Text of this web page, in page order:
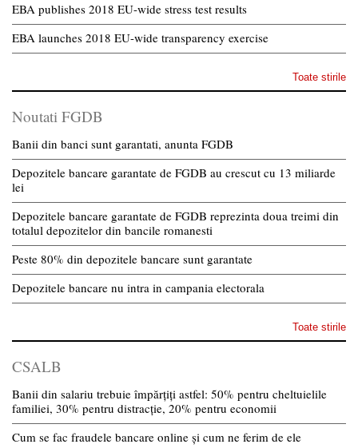
EBA publishes 2018 EU-wide stress test results
EBA launches 2018 EU-wide transparency exercise
Toate stirile
Noutati FGDB
Banii din banci sunt garantati, anunta FGDB
Depozitele bancare garantate de FGDB au crescut cu 13 miliarde
lei
Depozitele bancare garantate de FGDB reprezinta doua treimi din
totalul depozitelor din bancile romanesti
Peste 80% din depozitele bancare sunt garantate
Depozitele bancare nu intra in campania electorala
Toate stirile
CSALB
Banii din salariu trebuie împărțiți astfel: 50% pentru cheltuielile
familiei, 30% pentru distracție, 20% pentru economii
Cum se fac fraudele bancare online și cum ne ferim de ele